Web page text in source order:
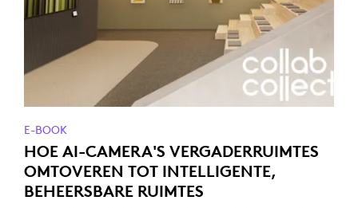
E-BOOK
HOE AI-CAMERA'S VERGADERRUIMTES
OMTOVEREN TOT INTELLIGENTE,
BEHEERSBARE RUIMTES